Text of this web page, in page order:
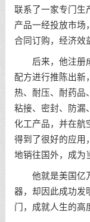
联系了一家专门生
产品一经投放市场
合同订购，经济效
后来，他注册成
配方进行推陈出新
热、耐压、耐药品
粘接、密封、防漏
化工产品，并在航
得到了很好的应用
地销往国外，成为
他就是美国亿万
器，却因此成功发
门，成就人生的高